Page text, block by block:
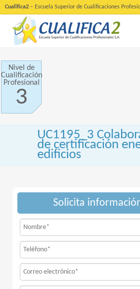
Cualifica2 – Escuela Superior de Cualificaciones
Nivel de
Cualificación
Profesional
3
UC1195_3
de certificación
edificios
Solicita